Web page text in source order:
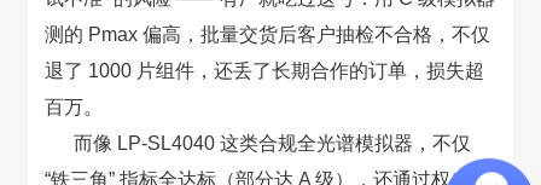
测的 Pmax 偏高，批量交货后客户抽检不合格，不仅
退了 1000 片组件，还丢了长期合作的订单，损失超
百万。
而像 LP-SL4040 这类合规全光谱模拟器，不仅
“铁三角” 指标全达标（部分达 A 级），还通过权威机